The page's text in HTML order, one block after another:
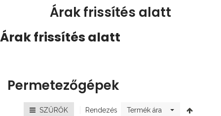
Árak frissítés alatt
Árak frissítés alatt
Permetezőgépek
SZŰRŐK Rendezés Termék ára